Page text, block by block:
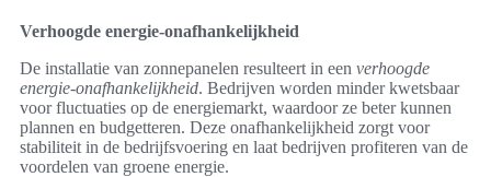
Verhoogde energie-onafhankelijkheid
De installatie van zonnepanelen resulteert in een verhoogde
energie-onafhankelijkheid. Bedrijven worden minder kwetsbaar
voor fluctuaties op de energiemarkt, waardoor ze beter kunnen
plannen en budgetteren. Deze onafhankelijkheid zorgt voor
stabiliteit in de bedrijfsvoering en laat bedrijven profiteren van de
voordelen van groene energie.